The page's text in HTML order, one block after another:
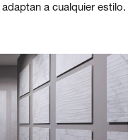
a cualquier estilo.